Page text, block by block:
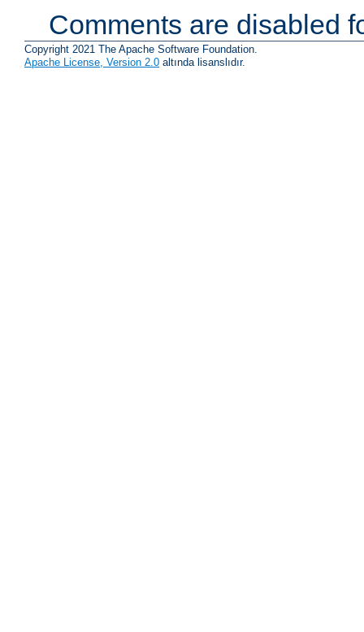
Comments are disabled
Copyright 2021 The Apache Software Foundation.
Apache License, Version 2.0 altında lisanslıdır.